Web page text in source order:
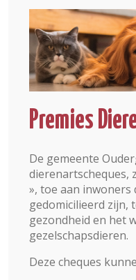
Leven in Oudergem
In 1 klik
Premies
De gemeente
dierenartscheques,
», toe aan
gedomicilieerd zijn,
gezondheid en het
gezelschapsdieren.
Deze cheques